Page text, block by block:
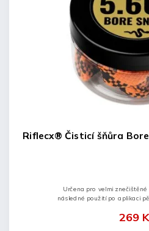
Riflecx® Čisticí šňůra
269
Určena pro velmi
následné použití po aplikaci